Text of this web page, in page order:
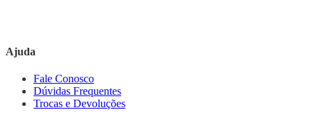
Ajuda
Fale Conosco
Dúvidas Frequentes
Trocas e Devoluções